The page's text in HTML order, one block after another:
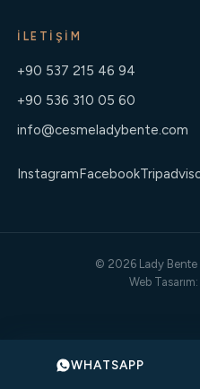
İLETIŞIM
+90 537 215 46 94
+90 536 310 05 60
info@cesmeladybente.com
InstagramFacebook
© 2026 Lady Bente
Web Tasarım:
WHATSAPP